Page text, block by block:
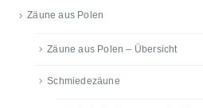
Zäune aus Polen
Zäune aus Polen – Übersicht
Schmiedezäune